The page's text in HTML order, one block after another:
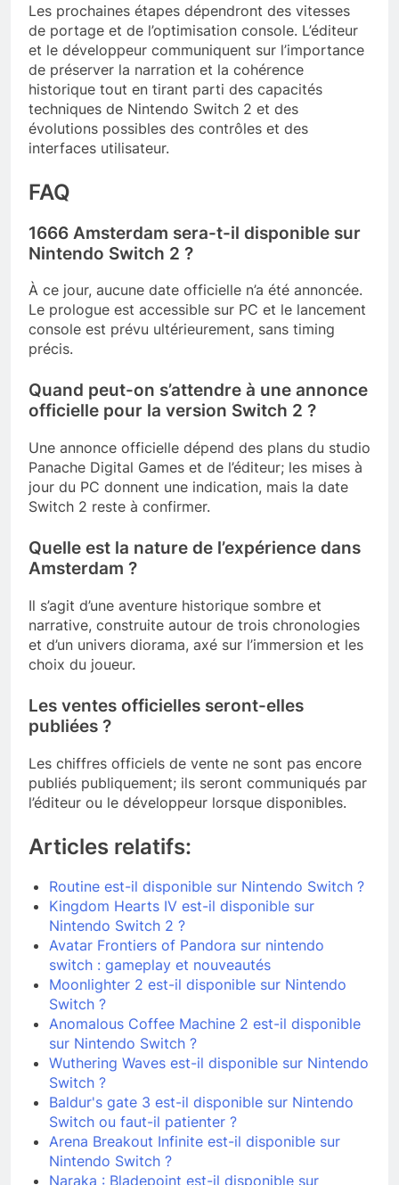
Les prochaines étapes dépendront des vitesses
de portage et de l’optimisation console. L’éditeur
et le développeur communiquent sur l’importance
de préserver la narration et la cohérence
historique tout en tirant parti des capacités
techniques de Nintendo Switch 2 et des
évolutions possibles des contrôles et des
interfaces utilisateur.
FAQ
1666 Amsterdam sera-t-il disponible sur
Nintendo Switch 2 ?
À ce jour, aucune date officielle n’a été annoncée.
Le prologue est accessible sur PC et le lancement
console est prévu ultérieurement, sans timing
précis.
Quand peut-on s’attendre à une annonce
officielle pour la version Switch 2 ?
Une annonce officielle dépend des plans du studio
Panache Digital Games et de l’éditeur; les mises à
jour du PC donnent une indication, mais la date
Switch 2 reste à confirmer.
Quelle est la nature de l’expérience dans
Amsterdam ?
Il s’agit d’une aventure historique sombre et
narrative, construite autour de trois chronologies
et d’un univers diorama, axé sur l’immersion et les
choix du joueur.
Les ventes officielles seront-elles
publiées ?
Les chiffres officiels de vente ne sont pas encore
publiés publiquement; ils seront communiqués par
l’éditeur ou le développeur lorsque disponibles.
Articles relatifs:
Routine est-il disponible sur Nintendo Switch ?
Kingdom Hearts IV est-il disponible sur
Nintendo Switch 2 ?
Avatar Frontiers of Pandora sur nintendo
switch : gameplay et nouveautés
Moonlighter 2 est-il disponible sur Nintendo
Switch ?
Anomalous Coffee Machine 2 est-il disponible
sur Nintendo Switch ?
Wuthering Waves est-il disponible sur Nintendo
Switch ?
Baldur's gate 3 est-il disponible sur Nintendo
Switch ou faut-il patienter ?
Arena Breakout Infinite est-il disponible sur
Nintendo Switch ?
Naraka : Bladepoint est-il disponible sur